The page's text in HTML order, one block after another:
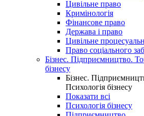
Цивільне право
Кримінологія
Фінансове право
Держава і право
Цивільне
Право соціального
Бізнес. Підприємництво.
бізнесу
Бізнес.
Психологія бізнесу
Показати всі
Психологія бізнесу